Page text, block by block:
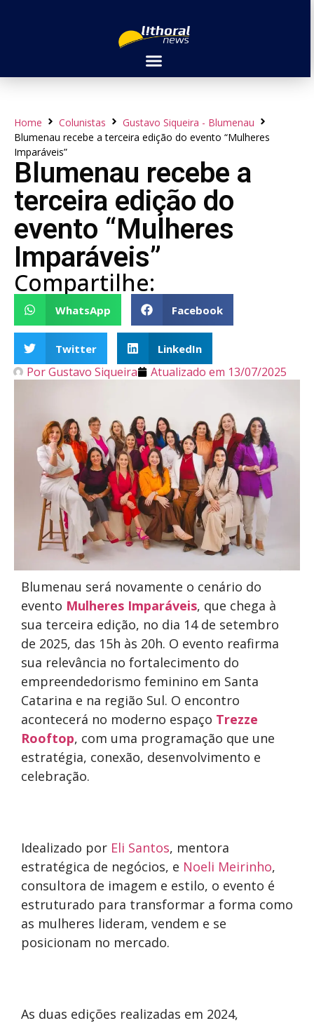
Home Colunistas
Gustavo Siqueira - Blumenau
Blumenau recebe a terceira edição do evento “Mulheres
Imparáveis”
Blumenau recebe a
terceira edição do
evento “Mulheres
Imparáveis”
Compartilhe:
WhatsApp Facebook
Twitter LinkedIn
PorGustavo Siqueira Atualizado em 13/07/2025
Blumenau será novamente o cenário do
evento Mulheres Imparáveis, que chega à
sua terceira edição, no dia 14 de setembro
de 2025, das 15h às 20h. O evento reafirma
sua relevância no fortalecimento do
empreendedorismo feminino em Santa
Catarina e na região Sul. O encontro
acontecerá no moderno espaço Trezze
Rooftop, com uma programação que une
estratégia, conexão, desenvolvimento e
celebração.
Idealizado por Eli Santos, mentora
estratégica de negócios, e Noeli Meirinho,
consultora de imagem e estilo, o evento é
estruturado para transformar a forma como
as mulheres lideram, vendem e se
posicionam no mercado.
As duas edições realizadas em 2024,